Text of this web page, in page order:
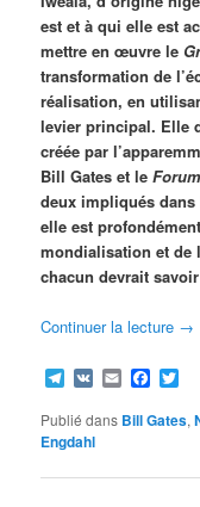
est et à qui elle est
mettre en œuvre le
transformation de
réalisation, en
levier principal. Elle
créée par
Bill Gates et le
deux impliqués
elle est
mondialisation et de
chacun devrait
Continuer la lecture →
Telegram
VK Email
Publié dans Bill Gates,
Engdahl